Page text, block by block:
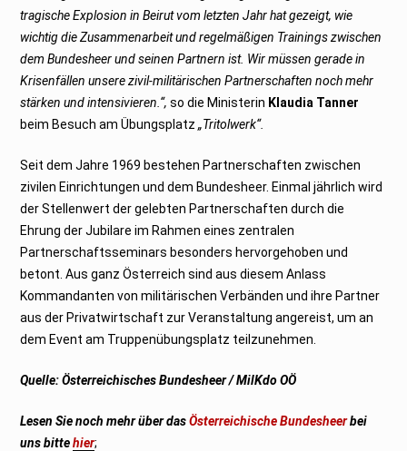
tragische Explosion in Beirut vom letzten Jahr hat gezeigt, wie
wichtig die Zusammenarbeit und regelmäßigen Trainings zwischen
dem Bundesheer und seinen Partnern ist. Wir müssen gerade in
Krisenfällen unsere zivil-militärischen Partnerschaften noch mehr
stärken und intensivieren.“, so die Ministerin Klaudia Tanner
beim Besuch am Übungsplatz„Tritolwerk“.
Seit dem Jahre 1969 bestehen Partnerschaften zwischen
zivilen Einrichtungen und dem Bundesheer. Einmal jährlich wird
der Stellenwert der gelebten Partnerschaften durch die
Ehrung der Jubilare im Rahmen eines zentralen
Partnerschaftsseminars besonders hervorgehoben und
betont. Aus ganz Österreich sind aus diesem Anlass
Kommandanten von militärischen Verbänden und ihre Partner
aus der Privatwirtschaft zur Veranstaltung angereist, um an
dem Event am Truppenübungsplatz teilzunehmen.
Quelle:Österreichisches Bundesheer / MilKdo OÖ
Lesen Sie noch mehr über dasÖsterreichische Bundesheerbei
uns bittehier;